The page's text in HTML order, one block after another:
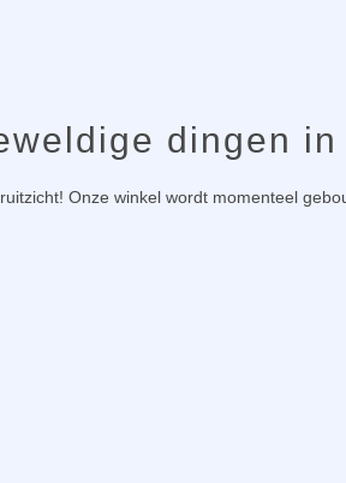
dingen
Onze winkel wordt momenteel